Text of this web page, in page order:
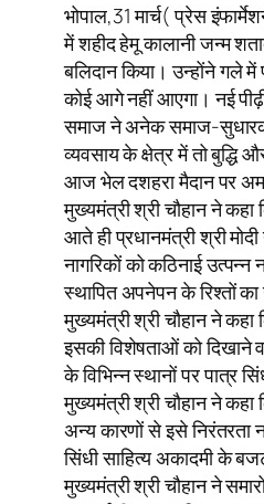
भोपाल,31 मार्च( प्रेस
में शहीद हेमू कालानी जन्म
बलिदान किया। उन्होंने गले
कोई आगे नहीं आएगा। नई
समाज ने अनेक समाज-सुधारक,
व्यवसाय के क्षेत्र में तो
आज भेल दशहरा मैदान पर
मुख्यमंत्री श्री चौहान ने
आते ही प्रधानमंत्री श्री
नागरिकों को कठिनाई
स्थापित अपनेपन के रिश्तों
मुख्यमंत्री श्री चौहान ने
इसकी विशेषताओं को दिखाने
के विभिन्न स्थानों पर पात्र
मुख्यमंत्री श्री चौहान ने कहा
अन्य कारणों से इसे निरंतरता
सिंधी साहित्य अकादमी के
मुख्यमंत्री श्री चौहान ने